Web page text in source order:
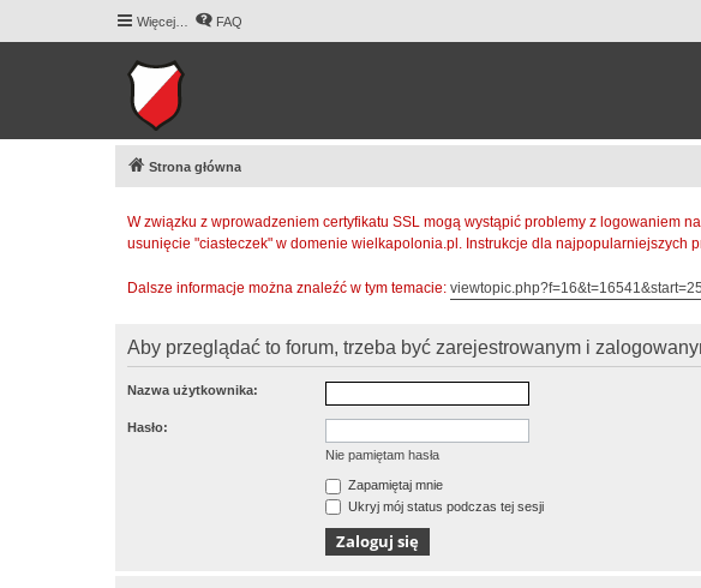
Więcej… FAQ
Strona główna
W związku z wprowadzeniem certyfikatu SSL mogą wystąpić problemy z logowaniem
usunięcie "ciasteczek" w domenie wielkapolonia.pl. Instrukcje dla najpopularniejszych
Dalsze informacje można znaleźć w tym temacie:
Aby przeglądać to forum, trzeba być zarejestrowanym i
Nazwa użytkownika:
Hasło:
Nie pamiętam hasła
Zapamiętaj mnie
Ukryj mój status podczas tej sesji